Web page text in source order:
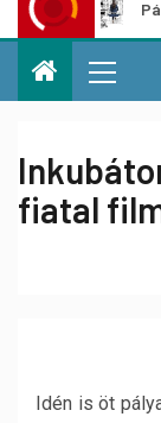
Pályázat a
fiatal
Idén is öt